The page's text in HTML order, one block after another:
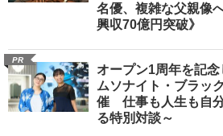
名優、複雑な父親像
興収70億円突破》
PR
オープン1周年を記
ムソナイト・ブラッ
催 仕事も人生も自
る特別対談～